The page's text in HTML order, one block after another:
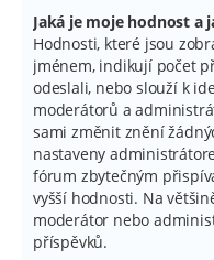
Jaká je moje hodnost a
Hodnosti, které jsou
jménem, indikují počet
odeslali, nebo slouží k
moderátorů a
sami změnit znění
nastaveny
fórum zbytečným
vyšší hodnosti. Na
moderátor nebo
příspěvků.